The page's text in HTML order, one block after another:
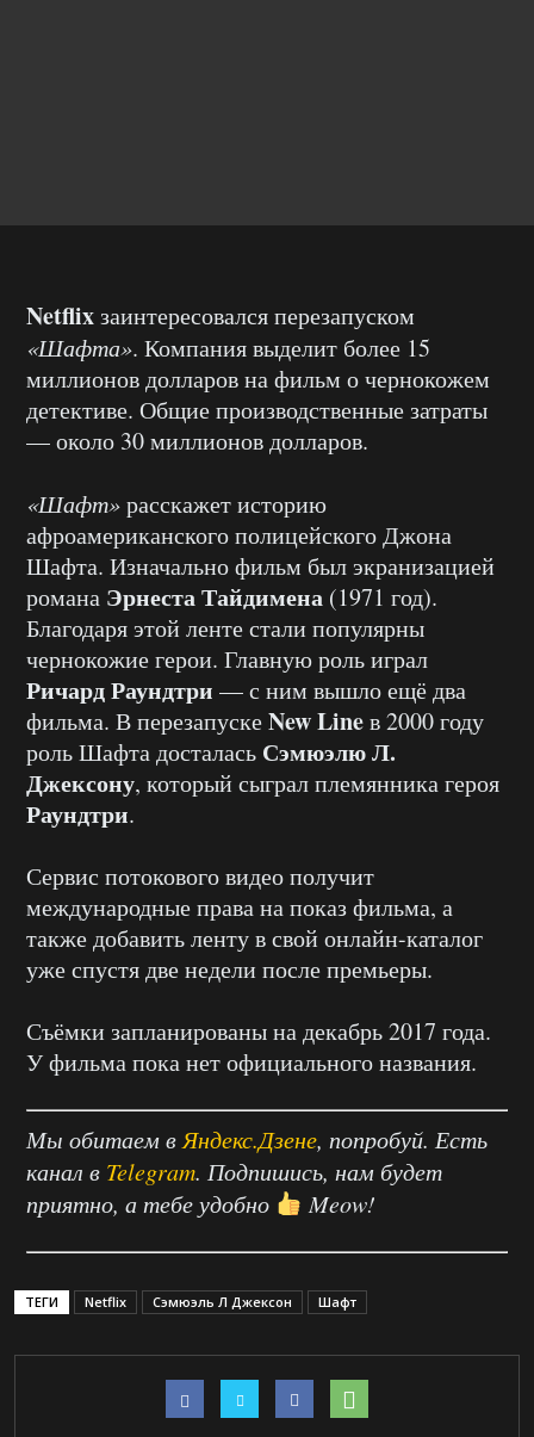
Netflixзаинтересовался перезапуском
«Шафта». Компания выделит более 15
миллионов долларов на фильм о чернокожем
детективе. Общие производственные затраты
— около 30 миллионов долларов.
«Шафт»расскажет историю
афроамериканского полицейского Джона
Шафта. Изначально фильм был экранизацией
романа Эрнеста Тайдимена (1971 год).
Благодаря этой ленте стали популярны
чернокожие герои. Главную роль играл
Ричард Раундтри — с ним вышло ещё два
фильма. В перезапускеNew Lineв 2000 году
роль Шафта досталась Сэмюэлю Л.
Джексону, который сыграл племянника героя
Раундтри.
Сервис потокового видео получит
международные права на показ фильма, а
также добавить ленту в свой онлайн-каталог
уже спустя две недели после премьеры.
Съёмки запланированы на декабрь 2017 года.
У фильма пока нет официального названия.
Мы обитаем в Яндекс.Дзене, попробуй. Есть
канал в Telegram. Подпишись, нам будет
приятно, а тебе удобно
Meow!
ТЕГИ Netflix Сэмюэль Л Джексон Шафт